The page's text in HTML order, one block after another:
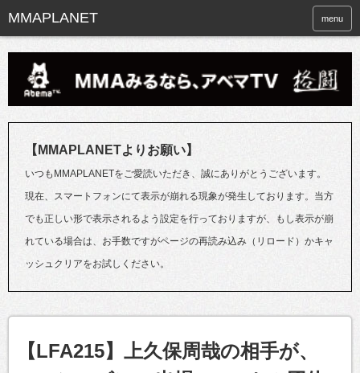
menu
【MMAPLANETよりお願い】
いつもMMAPLANETをご愛読いただき、誠にありがとうございます。
現在、スマートフォンにて表示が崩れる現象が発生しております。当方
でも正しい形で表示されるよう設定を行っておりますが、もし表示が崩
れている場合は、お手数ですがページの再読み込み（リロード）かキャ
ッシュクリアをお試しください。
【LFA215】上久保周哉の相手が、